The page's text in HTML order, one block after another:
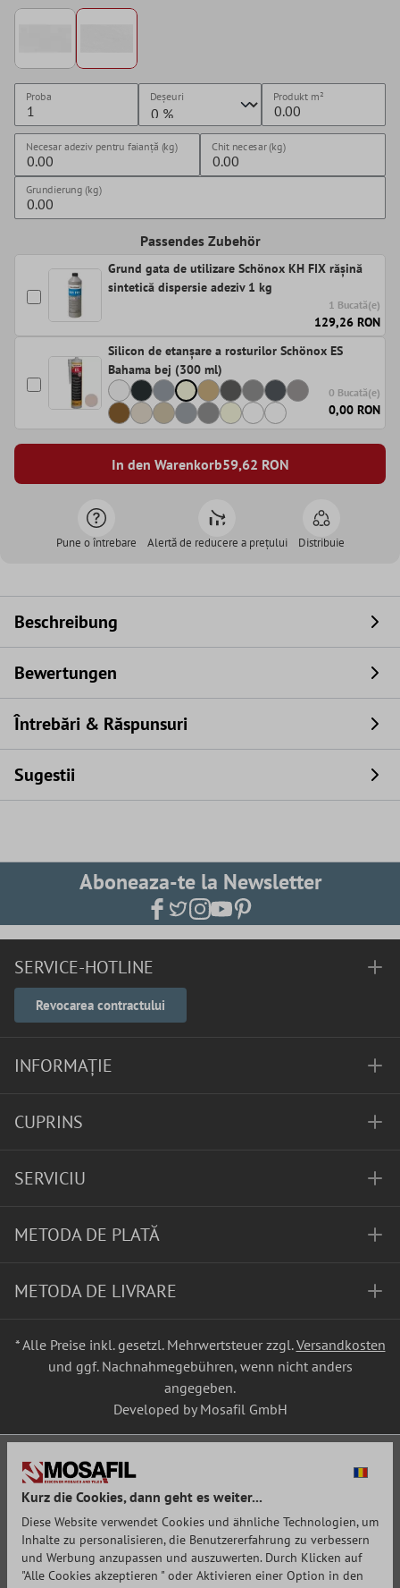
Proba Deșeuri Produkt m²
Necesar adeziv pentru faianță (kg) Chit necesar (kg)
Grundierung (kg)
Passendes Zubehör
Grund gata de utilizare Schönox KH FIX rășină
sintetică dispersie adeziv 1 kg
1 Bucată(e)
129,26 RON
Silicon de etanșare a rosturilor Schönox ES
Bahama bej (300 ml)
0 Bucată(e)
0,00 RON
In den Warenkorb59,62 RON
Pune o întrebare Alertă de reducere a prețului Distribuie
Beschreibung
Bewertungen
Întrebări & Răspunsuri
Sugestii
Aboneaza-te la Newsletter
SERVICE-HOTLINE
Revocarea contractului
INFORMAȚIE
CUPRINS
SERVICIU
METODA DE PLATĂ
METODA DE LIVRARE
* Alle Preise inkl. gesetzl. Mehrwertsteuer zzgl.Versandkosten
und ggf. Nachnahmegebühren, wenn nicht anders
angegeben.
Developed by Mosafil GmbH
Kurz die Cookies, dann geht es weiter...
Diese Website verwendet Cookies und ähnliche Technologien, um
Inhalte zu personalisieren, die Benutzererfahrung zu verbessern
und Werbung anzupassen und auszuwerten. Durch Klicken auf
"Alle Cookies akzeptieren " oder Aktivieren einer Option in den